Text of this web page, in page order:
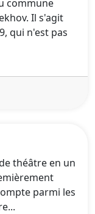
commune
Il s'agit
qui n'est pas
théâtre en un
parmi les